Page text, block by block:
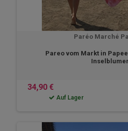
Paréo Marché
Pareo vom Markt in
34,90 €
Auf Lager